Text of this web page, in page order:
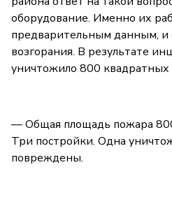
оборудование. Именно их
предварительным данным, и
возгорания. В результате
уничтожило 800 квадратных
— Общая площадь пожара
Три постройки. Одна
повреждены.